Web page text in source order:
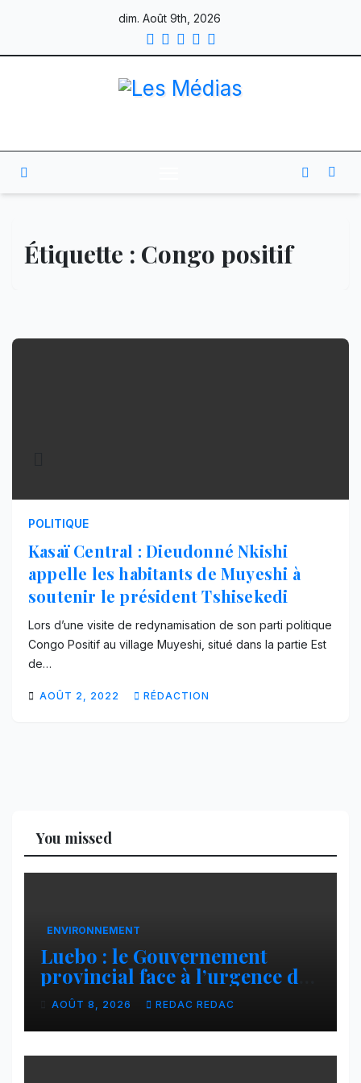
content
dim. Août 9th, 2026
Étiquette : Congo positif
POLITIQUE
Kasaï Central : Dieudonné Nkishi
appelle les habitants de Muyeshi à
soutenir le président Tshisekedi
Lors d’une visite de redynamisation de son parti politique
Congo Positif au village Muyeshi, situé dans la partie Est
de…
AOÛT 2, 2022 RÉDACTION
You missed
ENVIRONNEMENT
Luebo : le Gouvernement
provincial face à l’urgence des
érosions qui menacent la cité
AOÛT 8, 2026 REDAC REDAC